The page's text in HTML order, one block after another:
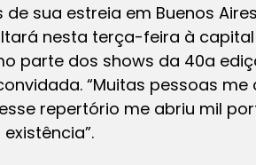
sua estreia em Buenos
nesta terça-feira à
parte dos shows da 40a
“Muitas pessoas
repertório me abriu mil